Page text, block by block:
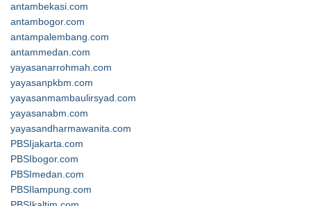
antambekasi.com
antambogor.com
antampalembang.com
antammedan.com
yayasanarrohmah.com
yayasanpkbm.com
yayasanmambaulirsyad.com
yayasanabm.com
yayasandharmawanita.com
PBSIjakarta.com
PBSIbogor.com
PBSImedan.com
PBSIlampung.com